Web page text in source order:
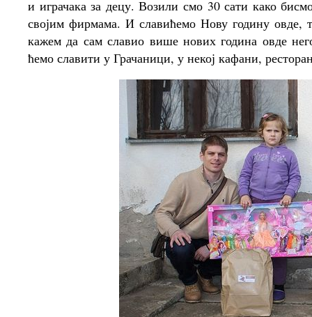
и играчака за децу. Возили смо 30 сати како
својим фирмама. И славићемо Нову годину овде,
кажем да сам славио више нових година овде
ћемо славити у Грачаници, у некој кафани,